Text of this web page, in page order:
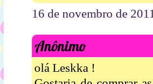
16 de novembro de
Anônimo
olá Leskka !